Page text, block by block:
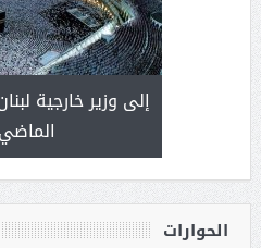
إلى وزير خارجية
يحمل
من عشق
الحوارات